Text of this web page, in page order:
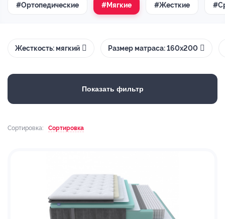
#Ортопедические #Мягкие #Жесткие
Жесткость: мягкий Размер матраса: 160х200
Показать фильтр
Сортировка: Сортировка